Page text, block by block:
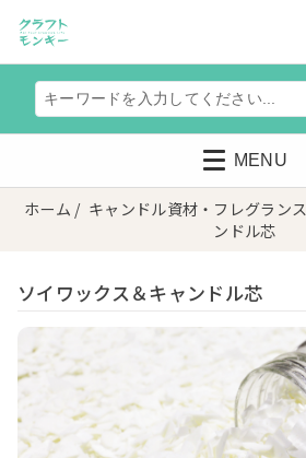
MENU
ホーム / キャンドル資材・フレグランス
ンドル芯
ソイワックス＆キャンドル芯